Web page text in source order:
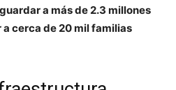
a más de 2.3 millones
cerca de 20 mil familias